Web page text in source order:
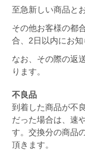
至急新しい商品と
その他お客様の都
合、2日以内にお知
なお、その際の返
ります。
不良品
到着した商品が不
だった場合は、速
す。交換分の商品
頂きます。